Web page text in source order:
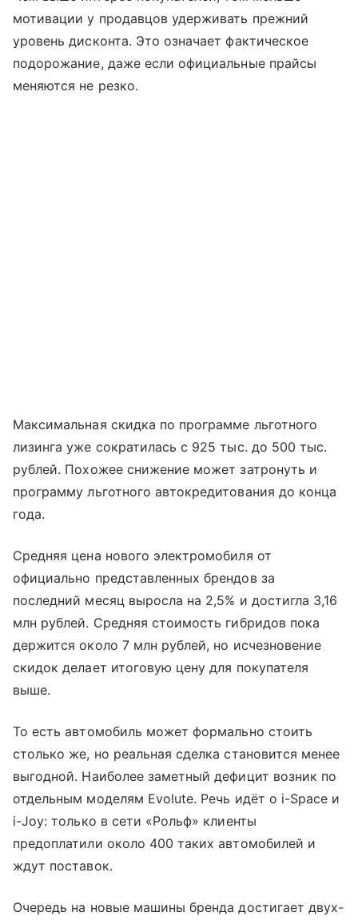
мотивации у продавцов удерживать прежний
уровень дисконта. Это означает фактическое
подорожание, даже если официальные прайсы
меняются не резко.
Максимальная скидка по программе льготного
лизинга уже сократилась с 925 тыс. до 500 тыс.
рублей. Похожее снижение может затронуть и
программу льготного автокредитования до конца
года.
Средняя цена нового электромобиля от
официально представленных брендов за
последний месяц выросла на 2,5% и достигла 3,16
млн рублей. Средняя стоимость гибридов пока
держится около 7 млн рублей, но исчезновение
скидок делает итоговую цену для покупателя
выше.
То есть автомобиль может формально стоить
столько же, но реальная сделка становится менее
выгодной. Наиболее заметный дефицит возник по
отдельным моделям Evolute. Речь идёт о i-Space и
i-Joy: только в сети «Рольф» клиенты
предоплатили около 400 таких автомобилей и
ждут поставок.
Очередь на новые машины бренда достигает двух-